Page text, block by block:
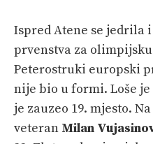
Ispred Atene se jedrila
prvenstva za olimpijsku
Peterostruki europski
nije bio u formi. Loše
je zauzeo 19. mjesto.
veteran Milan